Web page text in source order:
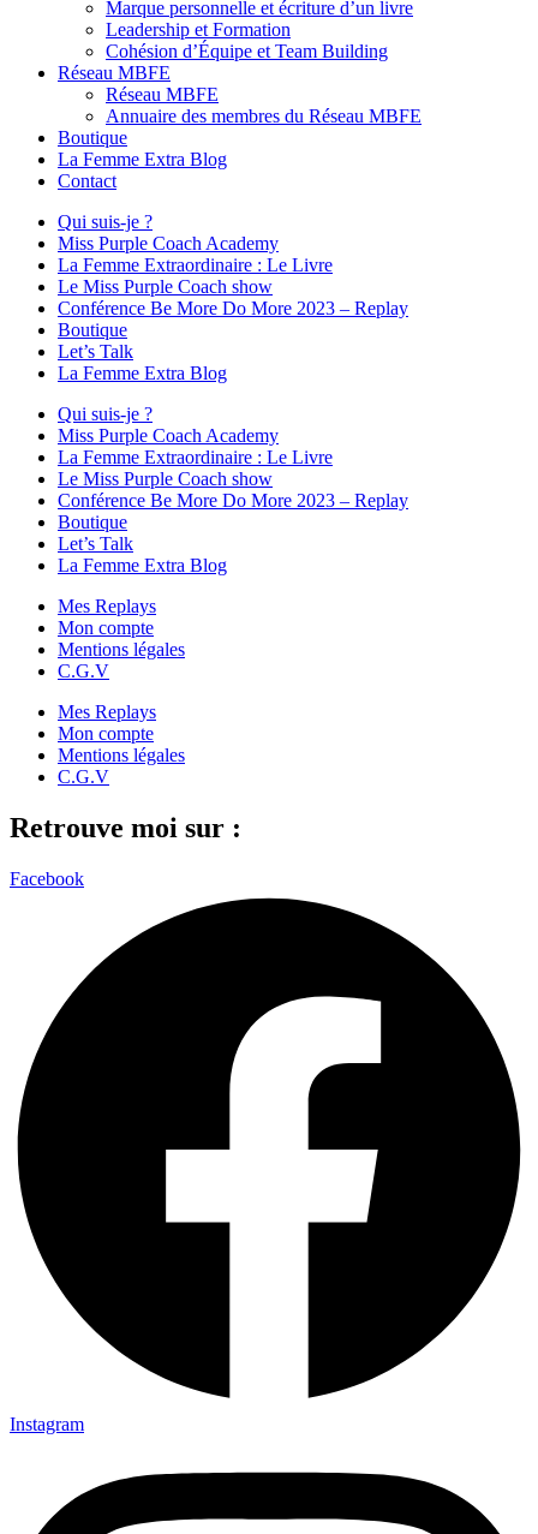
Marque personnelle et écriture d’un livre
Leadership et Formation
Cohésion d’Équipe et Team Building
Réseau MBFE
Réseau MBFE
Annuaire des membres du Réseau MBFE
Boutique
La Femme Extra Blog
Contact
Qui suis-je ?
Miss Purple Coach Academy
La Femme Extraordinaire : Le Livre
Le Miss Purple Coach show
Conférence Be More Do More 2023 – Replay
Boutique
Let’s Talk
La Femme Extra Blog
Qui suis-je ?
Miss Purple Coach Academy
La Femme Extraordinaire : Le Livre
Le Miss Purple Coach show
Conférence Be More Do More 2023 – Replay
Boutique
Let’s Talk
La Femme Extra Blog
Mes Replays
Mon compte
Mentions légales
C.G.V
Mes Replays
Mon compte
Mentions légales
C.G.V
Retrouve moi sur :
Facebook
Instagram